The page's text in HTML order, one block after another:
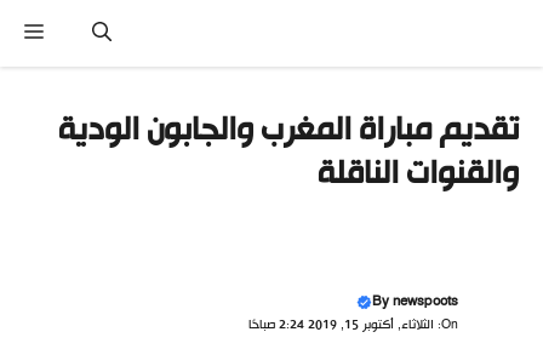
المحتوى
تقديم مباراة المغرب والجابون الودية
والقنوات الناقلة
Bynewspoots
On: الثلاثاء, أكتوبر 15, 2019 2:24 صباحًا